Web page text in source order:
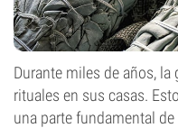
Durante miles de años,
rituales en sus casas.
una parte fundamental